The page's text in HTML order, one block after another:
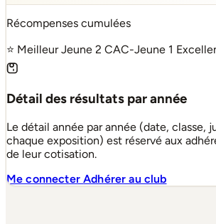
Récompenses cumulées
⭐ Meilleur Jeune 2 CAC-Jeune 1
Détail des résultats par année
Le détail année par année (date, classe,
chaque exposition) est réservé aux
de leur cotisation.
Me connecterAdhérer au club